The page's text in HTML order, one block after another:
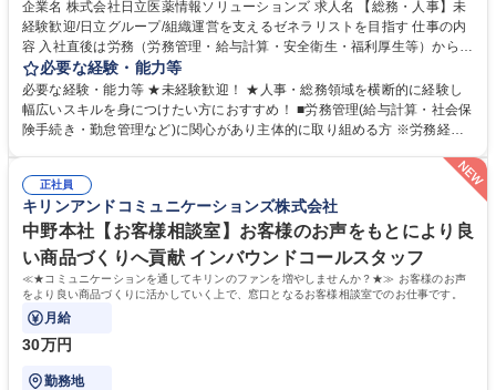
企業名 株式会社日立医薬情報ソリューションズ 求人名 【総務・人事】未
経験歓迎/日立グループ/組織運営を支えるゼネラリストを目指す 仕事の内
容 入社直後は労務（労務管理・給与計算・安全衛生・福利厚生等）からお
任せいたします。将来は総務・採用・教育業務へ守備範囲を広げ、組織運
営を支えるゼネラリストをめざせます。 ・初期業務：労働時間管理、給与
計算、社会保険対応、福利厚生管理、安全衛生、健康経営推進等をお任せ
します。ご経験に応じて、休職者管理など、幅広く経験を積んでいただき
★メンバーがマンツーマンで丁寧に教えるため、ご経験が浅くても安心！
幅広く経験を積みたい意欲がある方に最適な環境です。 募集職種 【総
務・人事】未経験歓迎/日立グループ/組織運営を支えるゼネラリストを目
指す
必要な経験・能力等
必要な経験・能力等 ★未経験歓迎！ ★人事・総務領域を横断的に経験し
幅広いスキルを身につけたい方におすすめ！ ■労務管理(給与計算・社会保
険手続き・勤怠管理など)に関心があり主体的に取り組める方 ※労務経験
マネジメント職として活躍したい 【尚可】■人事、労務、採用、教育業務
のご経験 ■労務管理（給与計算・社会保険手続き・勤怠管理など）の経験
■衛生管理者の資格をお持ちの方 学歴・資格 学歴：大学院 大学 高専 短大
専修学校 高校 語学力： 資格：
正社員
キリンアンドコミュニケーションズ株式会社
中野本社【お客様相談室】お客様のお声をもとにより良
い商品づくりへ貢献 インバウンドコールスタッフ
≪★コミュニケーションを通してキリンのファンを増やしませんか？★≫ お客様のお声
をより良い商品づくりに活かしていく上で、窓口となるお客様相談室でのお仕事です。
月給
30万円
勤務地